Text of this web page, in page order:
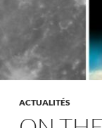
ACTUALITÉS